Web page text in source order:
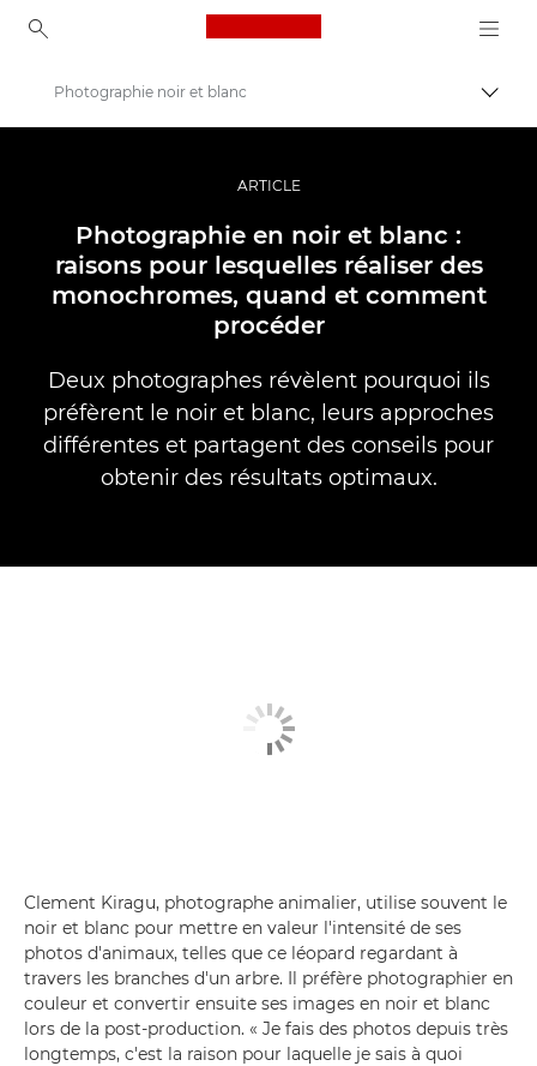
Canon Logo, back to
Vidéo et photographie professionnelles
Histoires
Photographie noir et blanc
ARTICLE
Photographie en noir et blanc :
raisons pour lesquelles réaliser des
monochromes, quand et comment
procéder
Deux photographes révèlent pourquoi ils
préfèrent le noir et blanc, leurs approches
différentes et partagent des conseils pour
obtenir des résultats optimaux.
Clement Kiragu, photographe animalier, utilise souvent le
noir et blanc pour mettre en valeur l'intensité de ses
photos d'animaux, telles que ce léopard regardant à
travers les branches d'un arbre. Il préfère photographier en
couleur et convertir ensuite ses images en noir et blanc
lors de la post-production. « Je fais des photos depuis très
longtemps, c'est la raison pour laquelle je sais à quoi